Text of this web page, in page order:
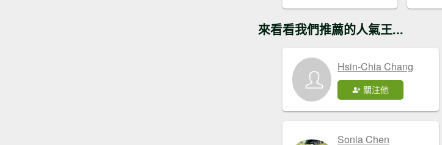
來看看我們推薦的人氣王...
Hsin-Chia Chang
關注他
Sonia Chen